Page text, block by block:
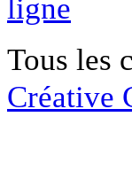
ligne
Tous les
Créative